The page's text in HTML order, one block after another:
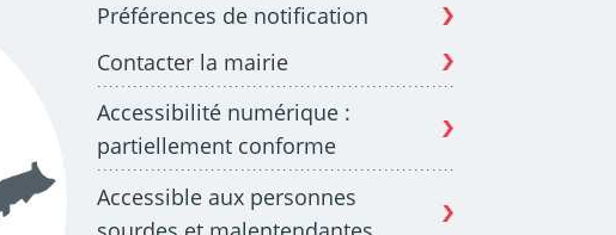
Préférences de notification
Contacter la mairie
Accessibilité numérique :
partiellement conforme
Accessible aux personnes